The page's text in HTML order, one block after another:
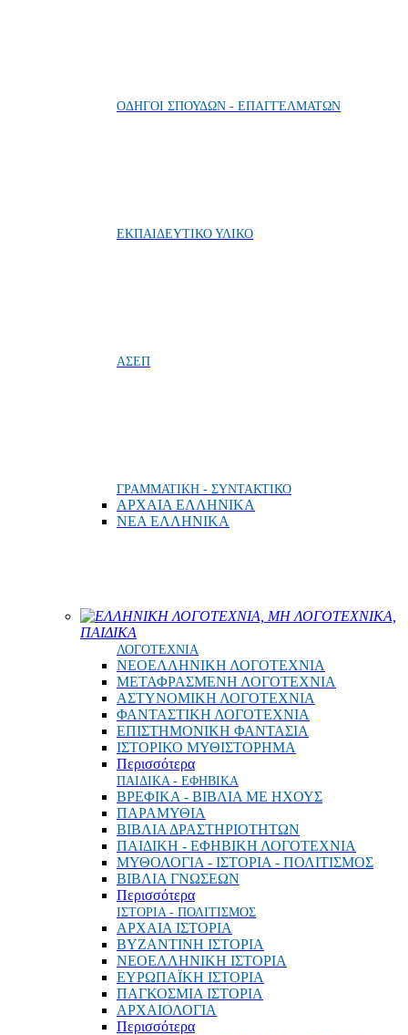
ΟΔΗΓΟΙ ΣΠΟΥΔΩΝ - ΕΠΑΓΓΕΛΜΑΤΩΝ
ΕΚΠΑΙΔΕΥΤΙΚΟ ΥΛΙΚΟ
ΑΣΕΠ
ΓΡΑΜΜΑΤΙΚΗ - ΣΥΝΤΑΚΤΙΚΟ
ΑΡΧΑΙΑ ΕΛΛΗΝΙΚΑ
ΝΕΑ ΕΛΛΗΝΙΚΑ
ΕΛΛΗΝΙΚΗ ΛΟΓΟΤΕΧΝΙΑ, ΜΗ ΛΟΓΟΤΕΧΝΙΚΑ,
ΠΑΙΔΙΚΑ
ΛΟΓΟΤΕΧΝΙΑ
ΝΕΟΕΛΛΗΝΙΚΗ ΛΟΓΟΤΕΧΝΙΑ
ΜΕΤΑΦΡΑΣΜΕΝΗ ΛΟΓΟΤΕΧΝΙΑ
ΑΣΤΥΝΟΜΙΚΗ ΛΟΓΟΤΕΧΝΙΑ
ΦΑΝΤΑΣΤΙΚΗ ΛΟΓΟΤΕΧΝΙΑ
ΕΠΙΣΤΗΜΟΝΙΚΗ ΦΑΝΤΑΣΙΑ
ΙΣΤΟΡΙΚΟ ΜΥΘΙΣΤΟΡΗΜΑ
Περισσότερα
ΠΑΙΔΙΚΑ - ΕΦΗΒΙΚΑ
ΒΡΕΦΙΚΑ - ΒΙΒΛΙΑ ΜΕ ΗΧΟΥΣ
ΠΑΡΑΜΥΘΙΑ
ΒΙΒΛΙΑ ΔΡΑΣΤΗΡΙΟΤΗΤΩΝ
ΠΑΙΔΙΚΗ - ΕΦΗΒΙΚΗ ΛΟΓΟΤΕΧΝΙΑ
ΜΥΘΟΛΟΓΙΑ - ΙΣΤΟΡΙΑ - ΠΟΛΙΤΙΣΜΟΣ
ΒΙΒΛΙΑ ΓΝΩΣΕΩΝ
Περισσότερα
ΙΣΤΟΡΙΑ - ΠΟΛΙΤΙΣΜΟΣ
ΑΡΧΑΙΑ ΙΣΤΟΡΙΑ
ΒΥΖΑΝΤΙΝΗ ΙΣΤΟΡΙΑ
ΝΕΟΕΛΛΗΝΙΚΗ ΙΣΤΟΡΙΑ
ΕΥΡΩΠΑΪΚΗ ΙΣΤΟΡΙΑ
ΠΑΓΚΟΣΜΙΑ ΙΣΤΟΡΙΑ
ΑΡΧΑΙΟΛΟΓΙΑ
Περισσότερα